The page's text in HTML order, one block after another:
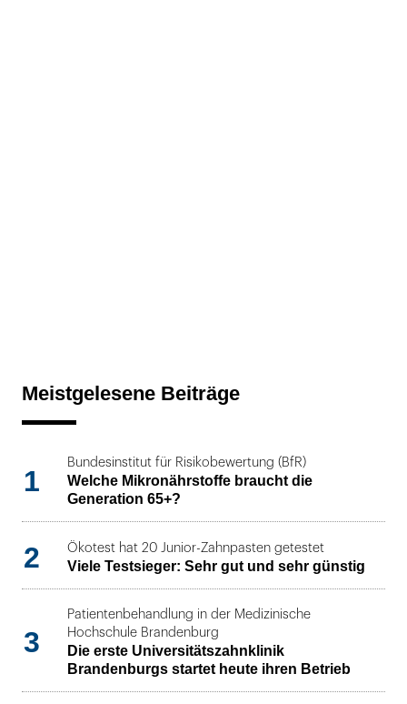
Meistgelesene Beiträge
1
Bundesinstitut für Risikobewertung (BfR)
Welche Mikronährstoffe braucht die
Generation 65+?
2 Ökotest hat 20 Junior-Zahnpasten getestet
Viele Testsieger: Sehr gut und sehr günstig
3
Patientenbehandlung in der Medizinische
Hochschule Brandenburg
Die erste Universitätszahnklinik
Brandenburgs startet heute ihren Betrieb